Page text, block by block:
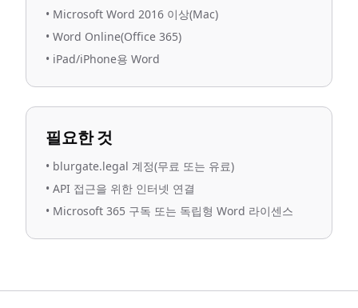
• Microsoft Word 2016 이상(Mac)
• Word Online(Office 365)
• iPad/iPhone용 Word
필요한 것
• blurgate.legal 계정(무료 또는 유료)
• API 접근을 위한 인터넷 연결
• Microsoft 365 구독 또는 독립형 Word 라이센스